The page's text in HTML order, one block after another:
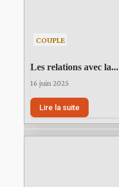
COUPLE
Les relations avec la...
16 juin 2025
Lire la suite